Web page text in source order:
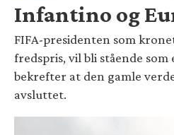
Infantino og
FIFA-presidenten som
fredspris, vil bli stående som
bekrefter at den gamle
avsluttet.